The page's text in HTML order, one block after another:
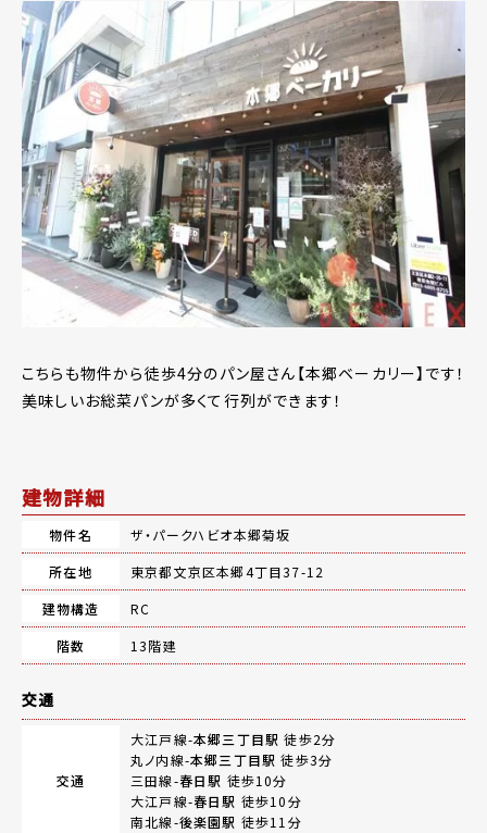
こちらも物件から徒歩4分のパン屋さん【本郷ベーカリー】です！
美味しいお総菜パンが多くて行列ができます！
建物詳細
物件名
ザ・パークハビオ本郷菊坂
所在地
東京都文京区本郷4丁目37-12
建物構造
RC
階数
13階建
交通
交通
大江戸線-本郷三丁目駅 徒歩2分
丸ノ内線-本郷三丁目駅 徒歩3分
三田線-春日駅 徒歩10分
大江戸線-春日駅 徒歩10分
南北線-後楽園駅 徒歩11分